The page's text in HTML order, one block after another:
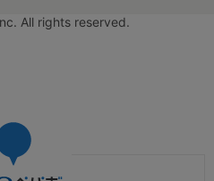
All rights reserved.